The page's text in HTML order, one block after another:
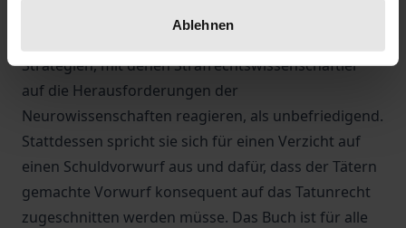
Ablehnen
Strategien, mit denen Strafrechtswissenschaftler
auf die Herausforderungen der
Neurowissenschaften reagieren, als unbefriedigend.
Stattdessen spricht sie sich für einen Verzicht auf
einen Schuldvorwurf aus und dafür, dass der Tätern
gemachte Vorwurf konsequent auf das Tatunrecht
zugeschnitten werden müsse. Das Buch ist für alle